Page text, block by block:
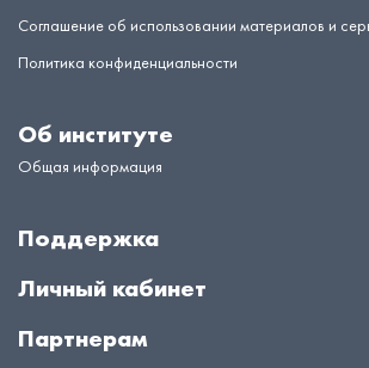
Соглашение об использовании материалов и
Политика конфиденциальности
Об институте
Общая информация
Поддержка
Личный кабинет
Партнерам